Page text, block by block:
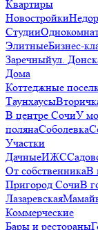
Квартиры
Новостройки
Студии
ЭлитныеБизнес-
Заречныйул.
Дома
Коттеджные
Таунхаусы
В центре СочиУ
полянаСоболевка
Участки
ДачныеИЖС
От собственникаВ
Пригород СочиВ
Лазаревская
Коммерческие
Бары и рестораны